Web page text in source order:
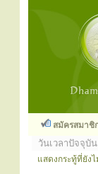
สมัครสมาชิ
วันเวลาปัจจุบั
แสดงกระทู้ที่ยัง